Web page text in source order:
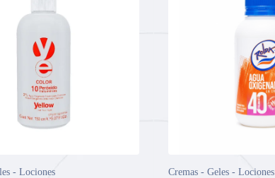
- Lociones Cremas - Geles - Lociones